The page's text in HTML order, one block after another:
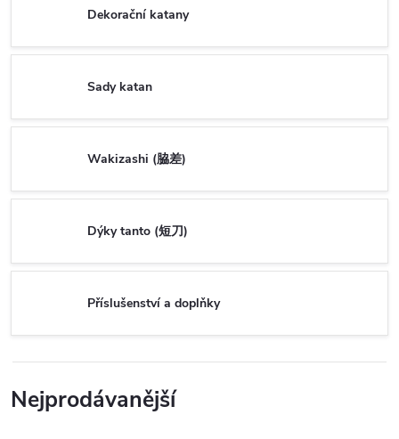
Dekorační katany
Sady katan
Wakizashi (脇差)
Dýky tanto (短刀)
Příslušenství a doplňky
Nejprodávanější